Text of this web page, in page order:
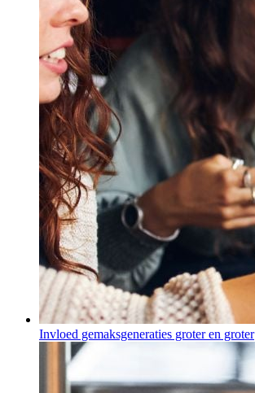
Invloed gemaksgeneraties groter en groter